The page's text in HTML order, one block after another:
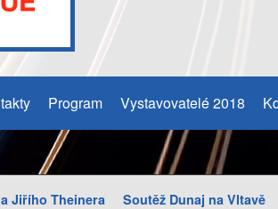
Program Vystavovatelé 2018
Jiřího Theinera Soutěž Dunaj na Vltavě